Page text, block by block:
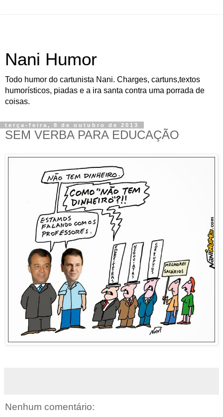
Nani Humor
Todo humor do cartunista Nani. Charges, cartuns,textos
humorísticos, piadas e a ira santa contra uma porrada de
coisas.
terça-feira, 8 de outubro de 2013
SEM VERBA PARA EDUCAÇÃO
Nenhum comentário: